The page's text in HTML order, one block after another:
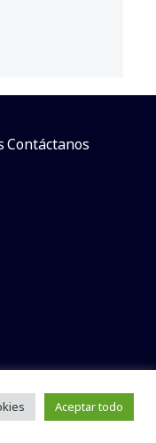
Contáctanos
Aceptar todo